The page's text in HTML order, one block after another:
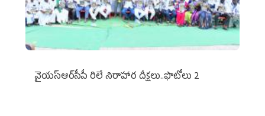
వైయ‌స్ఆర్‌సీపీ రిలే నిరాహార దీక్షలు..ఫొటోలు 2